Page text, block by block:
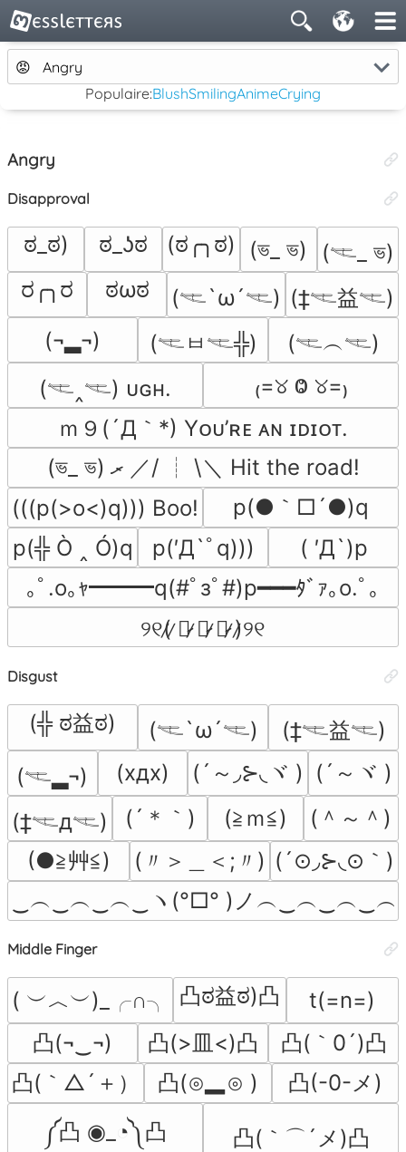
😡
Angry
Populaire:BlushSmilingAnimeCrying
Angry
Disapproval
ಠ_ಠ) ಠ_ʖಠ (ಠ╭╮ಠ) (ভ_ ভ)
(𓌻_ ভ)
ರ╭╮ರ
ಠωಠ (𓌻`ω´𓌻) (‡𓌻益𓌻)
(¬▂¬)
(𓌻ㅂ𓌻╬)
(𓌻︵𓌻)
(𓌻‸𓌻) ᴜɢʜ.
₍=୪ Ⱉ ୪=₎
ｍ９(´Д｀*) Yᴏᴜ’ʀᴇ ᴀɴ ɪᴅɪᴏᴛ.
(ভ_ ভ) ރ ／/ ┊ \＼ Hit the road!
(((p(>o<)q))) Boo!
p(●｀□´●)q
p(╬ Ò ‸ Ó)q
p(′Д`ﾟq)))
( ′Д`)p
｡ﾟ.o｡ｬ━━━q(#ﾟзﾟ#)p━━━ﾀﾞｧ｡o.ﾟ｡
୨୧(̷ ̷〇̷ ̷﹏̷ ̷〇̷ ̷)̷୨୧
Disgust
(╬ ಠ益ಠ) (𓌻`ω´𓌻)
(‡𓌻益𓌻)
(𓌻▂¬)
(хдх) (´～◞⊱◟ヾ ) (´～ヾ )
(‡𓌻д𓌻)
(´＊｀) (≧ｍ≦)
(＾～＾)
(●≧艸≦)
(〃＞＿＜;〃) (´⊙◞⊱◟⊙｀)
‿︵‿︵‿︵‿ヽ(°□° )ノ︵‿︵‿︵‿︵
Middle Finger
( ︶︿︶)_╭∩╮ 凸ಠ益ಠ)凸
t(=n=)
凸(¬‿¬)
凸(>皿<)凸
凸(｀0´)凸
凸(｀△´＋）
凸(⊙▂⊙ )
凸(-0-メ)
༼凸 ◉_◔༽凸
凸(｀⌒´メ)凸